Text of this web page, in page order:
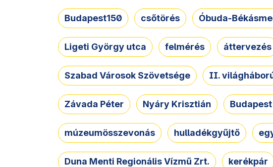
Budapest150 csőtörés Óbuda-
Ligeti György utca felmérés áttervezés
Szabad Városok Szövetsége II.
Závada Péter Nyáry Krisztián
múzeumösszevonás hulladékgyűjtő
Duna Menti Regionális Vízmű Zrt. kerékpár